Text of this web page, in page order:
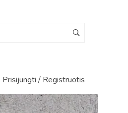
Prisijungti / Registruotis